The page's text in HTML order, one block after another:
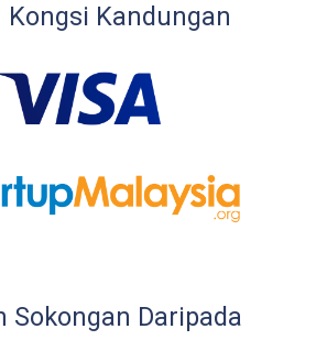
Kongsi Kandungan
Sokongan Daripada